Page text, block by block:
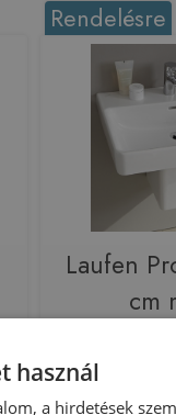
Rendelésre
Laufen
cm
használ
a hirdetések